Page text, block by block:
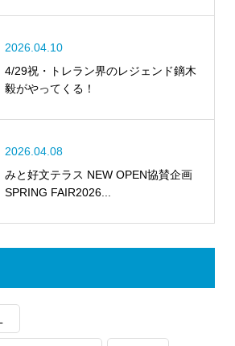
2026.04.10
4/29祝・トレラン界のレジェンド鏑木
毅がやってくる！
2026.04.08
みと好文テラス NEW OPEN協賛企画
SPRING FAIR2026...